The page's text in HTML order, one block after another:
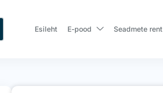
Esileht E-pood Seadmete rent